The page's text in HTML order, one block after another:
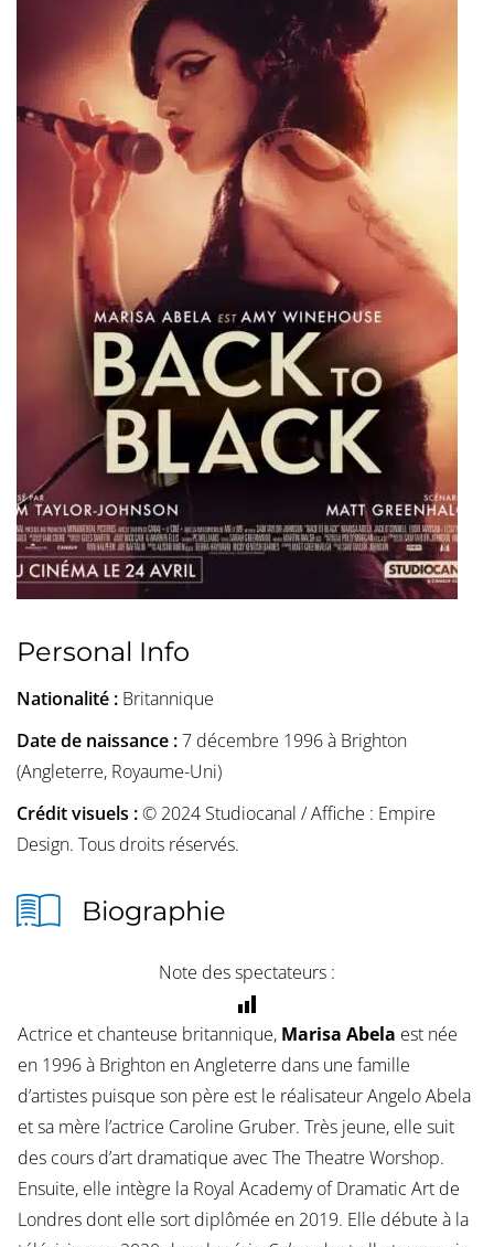
Personal Info
Nationalité : Britannique
Date de naissance :7 décembre 1996 à Brighton
(Angleterre, Royaume-Uni)
Crédit visuels :© 2024 Studiocanal / Affiche : Empire
Design. Tous droits réservés.
Biographie
Note des spectateurs :
Actrice et chanteuse britannique, Marisa Abela est née
en 1996 à Brighton en Angleterre dans une famille
d’artistes puisque son père est le réalisateur Angelo Abela
et sa mère l’actrice Caroline Gruber. Très jeune, elle suit
des cours d’art dramatique avec The Theatre Worshop.
Ensuite, elle intègre la Royal Academy of Dramatic Art de
Londres dont elle sort diplômée en 2019. Elle débute à la